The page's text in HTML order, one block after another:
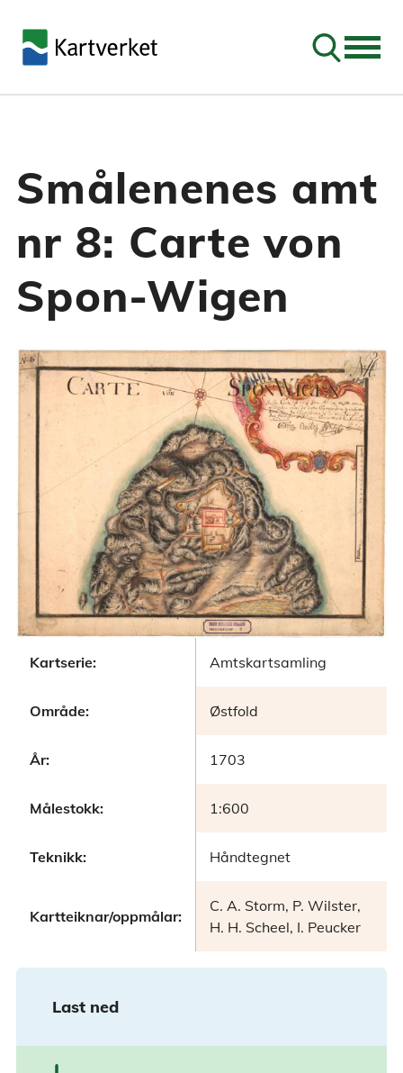
Søk
Smålenenes amt
nr 8: Carte von
Spon-Wigen
Kartserie: Amtskartsamling
Område: Østfold
År: 1703
Målestokk: 1:600
Teknikk: Håndtegnet
Kartteiknar/oppmålar:
C. A. Storm, P. Wilster,
H. H. Scheel, I. Peucker
Last ned